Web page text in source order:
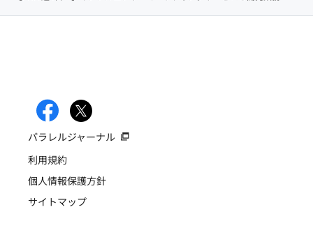
パラレルジャーナル
利用規約
個人情報保護方針
サイトマップ